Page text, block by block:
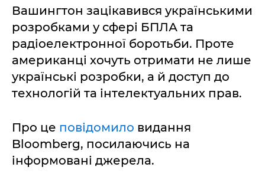
Вашингтон зацікавився українськими
розробками у сфері БПЛА та
радіоелектронної боротьби. Проте
американці хочуть отримати не лише
українські розробки, а й доступ до
технологій та інтелектуальних прав.
Про це повідомило видання
Bloomberg, посилаючись на
інформовані джерела.